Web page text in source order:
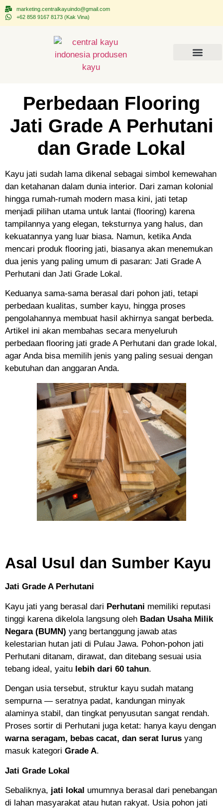
marketing.centralkayuindo@gmail.com
+62 858 9167 8173 (Kak Vina)
Perbedaan Flooring
Jati Grade A Perhutani
dan Grade Lokal
Kayu jati sudah lama dikenal sebagai simbol kemewahan
dan ketahanan dalam dunia interior. Dari zaman kolonial
hingga rumah-rumah modern masa kini, jati tetap
menjadi pilihan utama untuk lantai (flooring) karena
tampilannya yang elegan, teksturnya yang halus, dan
kekuatannya yang luar biasa. Namun, ketika Anda
mencari produk flooring jati, biasanya akan menemukan
dua jenis yang paling umum di pasaran: Jati Grade A
Perhutani dan Jati Grade Lokal.
Keduanya sama-sama berasal dari pohon jati, tetapi
perbedaan kualitas, sumber kayu, hingga proses
pengolahannya membuat hasil akhirnya sangat berbeda.
Artikel ini akan membahas secara menyeluruh
perbedaan flooring jati grade A Perhutani dan grade lokal,
agar Anda bisa memilih jenis yang paling sesuai dengan
kebutuhan dan anggaran Anda.
Asal Usul dan Sumber Kayu
Jati Grade A Perhutani
Kayu jati yang berasal dari Perhutani memiliki reputasi
tinggi karena dikelola langsung oleh Badan Usaha Milik
Negara (BUMN) yang bertanggung jawab atas
kelestarian hutan jati di Pulau Jawa. Pohon-pohon jati
Perhutani ditanam, dirawat, dan ditebang sesuai usia
tebang ideal, yaitu lebih dari 60 tahun.
Dengan usia tersebut, struktur kayu sudah matang
sempurna — seratnya padat, kandungan minyak
alaminya stabil, dan tingkat penyusutan sangat rendah.
Proses sortir di Perhutani juga ketat: hanya kayu dengan
warna seragam, bebas cacat, dan serat lurus yang
masuk kategori Grade A.
Jati Grade Lokal
Sebaliknya, jati lokal umumnya berasal dari penebangan
di lahan masyarakat atau hutan rakyat. Usia pohon jati